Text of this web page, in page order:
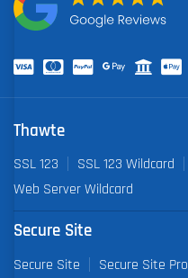
Thawte
SSL 123 SSL 123 Wildcard
Web Server Wildcard
Secure Site
Secure Site Secure Site Pro